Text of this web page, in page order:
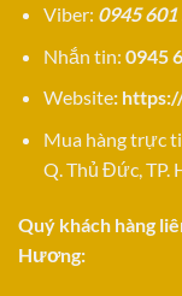
Viber: 0945 601
Nhắn tin: 0945
Website:
Mua hàng trực
Q. Thủ Đức, TP.
Quý khách hàng
Hương: